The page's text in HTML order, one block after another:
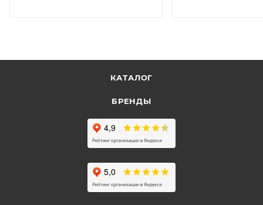
КАТАЛОГ
БРЕНДЫ